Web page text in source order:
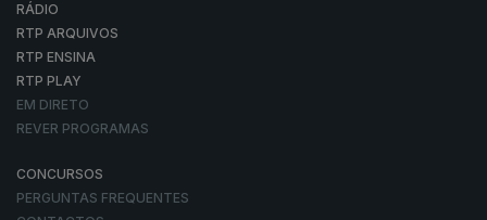
RÁDIO
RTP ARQUIVOS
RTP ENSINA
RTP PLAY
EM DIRETO
REVER PROGRAMAS
CONCURSOS
PERGUNTAS FREQUENTES